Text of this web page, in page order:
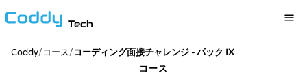
Tech
Coddy/コース/コーディング面接チャレンジ - パック IX
コース